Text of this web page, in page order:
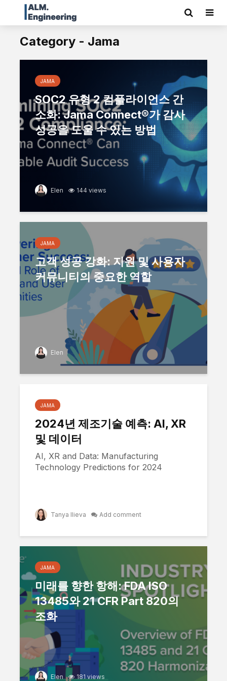
Category - Jama
JAMA
SOC2 유형 2 컴플라이언스 간
소화: Jama Connect®가 감사
성공을 도울 수 있는 방법
Elen 144 views
JAMA
고객 성공 강화: 지원 및 사용자
커뮤니티의 중요한 역할
Elen
JAMA
2024년 제조기술 예측: AI, XR
및 데이터
AI, XR and Data: Manufacturing
Technology Predictions for 2024
Tanya Ilieva Add comment
JAMA
미래를 향한 항해: FDA ISO
13485와 21 CFR Part 820의
조화
Elen 181 views